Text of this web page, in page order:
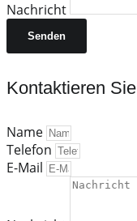
Nachricht
Senden
Kontaktieren
Name
Telefon
E-Mail